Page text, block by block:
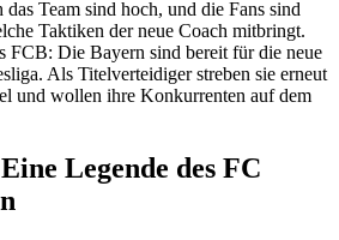
Team sind hoch, und die Fans sind
Taktiken der neue Coach mitbringt.
FCB: Die Bayern sind bereit für die neue
Als Titelverteidiger streben sie erneut
und wollen ihre Konkurrenten auf dem
Legende des FC